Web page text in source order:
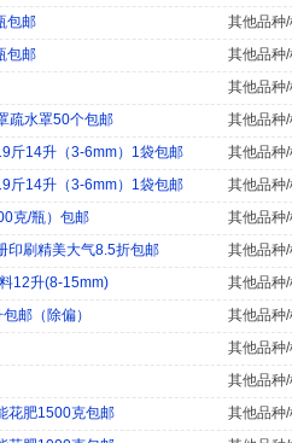
包邮
其他品种
包邮
其他品种
其他品种
疏水罩50个包邮
其他品种
斤14升（3-6mm）1袋包邮
其他品种
斤14升（3-6mm）1袋包邮
其他品种
克/瓶）包邮
其他品种
印刷精美大气8.5折包邮
其他品种
12升(8-15mm)
其他品种
邮（除偏）
其他品种
其他品种
其他品种
花肥1500克包邮
其他品种